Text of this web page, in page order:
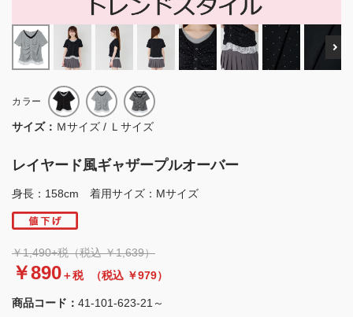
レイヤード風ギャザープルオーバー
身長：158cm 着用サイズ：Mサイズ
￥1,490+税（税込 ￥1,639）
￥890＋税 （税込 ￥979）
商品コード： 41-101-623-21～
カラー
サイズ： Ｍサイズ / Ｌサイズ